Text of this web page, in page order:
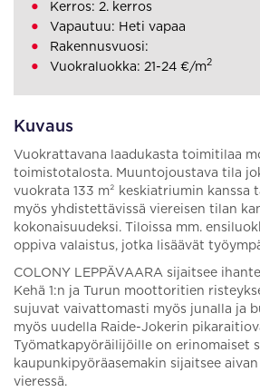
Kuvaus
Vuokrattavana laadukasta toimitilaa
toimistotalosta. Muuntojoustava tila
vuokrata 133 m² keskiatriumin kanssa
myös yhdistettävissä viereisen tilan
kokonaisuudeksi. Tiloissa mm.
oppiva valaistus, jotka lisäävät
COLONY LEPPÄVAARA sijaitsee
Kehä 1:n ja Turun moottoritien
sujuvat vaivattomasti myös junalla ja
myös uudella Raide-Jokerin
Työmatkapyöräilijöille on erinomaiset
kaupunkipyöräasemakin sijaitsee
vieressä.
Kerros: 2. kerros
Vapautuu: Heti vapaa
Rakennusvuosi:
Vuokraluokka: 21-24 €/m2